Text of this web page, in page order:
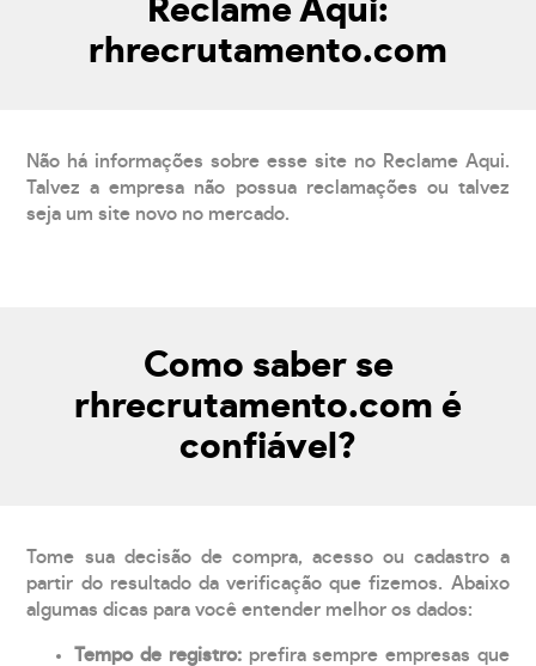
Reclame Aqui:
rhrecrutamento.com
Não há informações sobre esse site no Reclame Aqui.
Talvez a empresa não possua reclamações ou talvez
seja um site novo no mercado.
Como saber se
rhrecrutamento.com é
confiável?
Tome sua decisão de compra, acesso ou cadastro a
partir do resultado da verificação que fizemos. Abaixo
algumas dicas para você entender melhor os dados:
Tempo de registro: prefira sempre empresas que